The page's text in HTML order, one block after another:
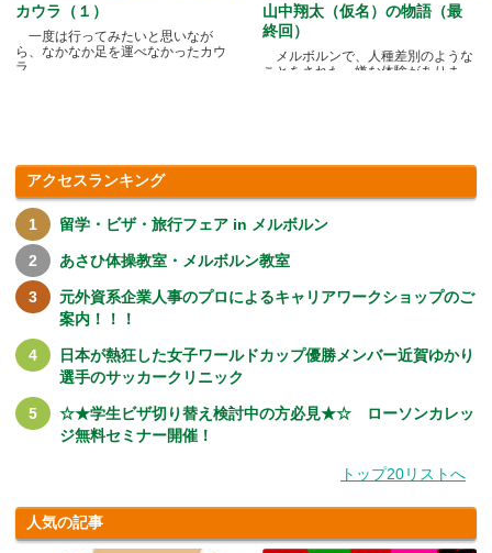
カウラ（１）
一度は行ってみたいと思いなが
ら、なかなか足を運べなかったカウ
ラ.....
山中翔太（仮名）の物語（最
終回）
メルボルンで、人種差別のような
ことをされた、嫌な体験がありま
アクセスランキング
留学・ビザ・旅行フェア in メルボルン
あさひ体操教室・メルボルン教室
元外資系企業人事のプロによるキャリアワークショップのご
案内！！！
日本が熱狂した女子ワールドカップ優勝メンバー近賀ゆかり
選手のサッカークリニック
☆★学生ビザ切り替え検討中の方必見★☆ ローソンカレッ
ジ無料セミナー開催！
トップ20リストへ
人気の記事